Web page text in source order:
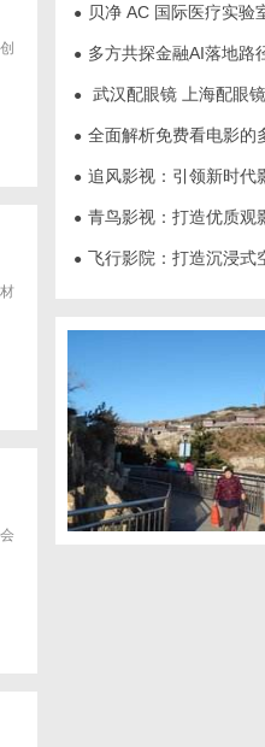
● 贝净 AC 国际医疗实验室
● 多方共探金融AI落地路径，天创信
● 武汉配眼镜 上海配眼镜
● 全面解析免费看电影的多
● 追风影视：引领新时代
● 青鸟影视：打造优质观
● 飞行影院：打造沉浸式